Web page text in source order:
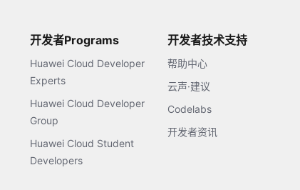
开发者Programs
Huawei Cloud Developer
Experts
Huawei Cloud Developer
Group
Huawei Cloud Student
Developers
开发者技术支持
帮助中心
云声·建议
Codelabs
开发者资讯